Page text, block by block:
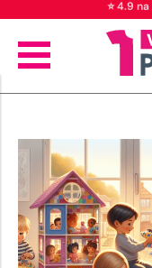
⭐ 4.9